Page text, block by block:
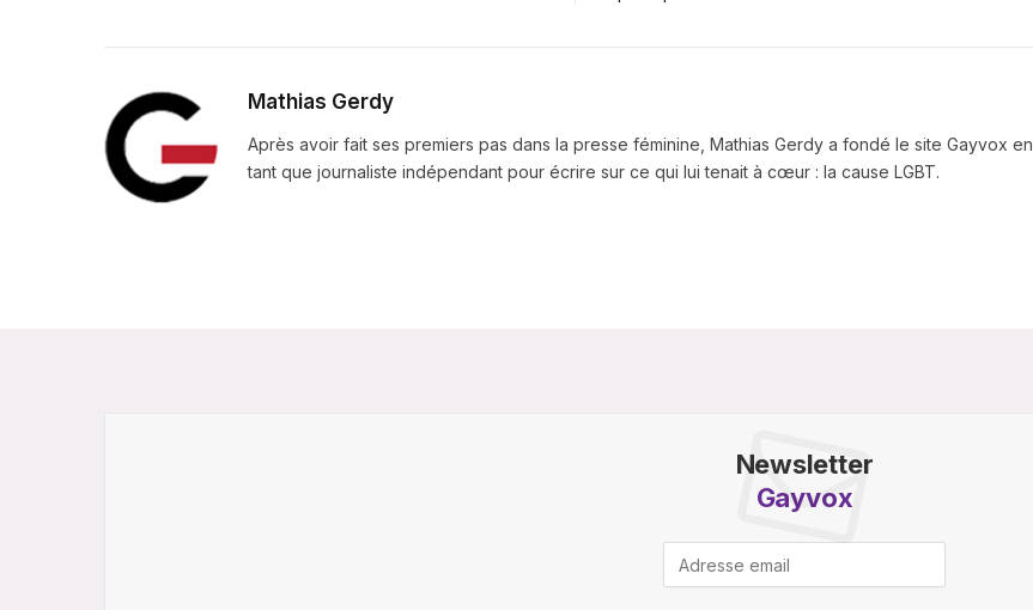
Mathias Gerdy
Après avoir fait ses premiers pas dans la presse féminine, Mathias Gerdy a fondé le site Gayvox en
tant que journaliste indépendant pour écrire sur ce qui lui tenait à cœur : la cause LGBT.
Newsletter
Gayvox